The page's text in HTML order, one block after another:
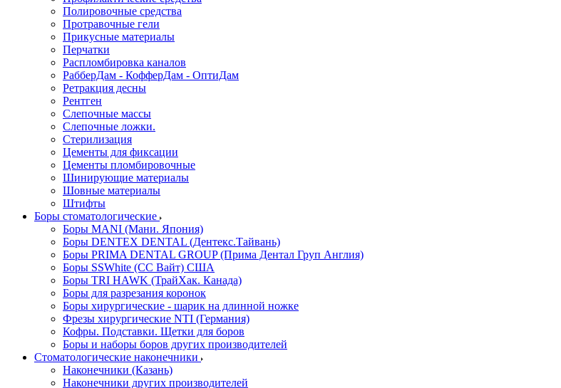
Полировочные средства
Протравочные гели
Прикусные материалы
Перчатки
Распломбировка каналов
РабберДам - КофферДам - ОптиДам
Ретракция десны
Рентген
Слепочные массы
Слепочные ложки.
Стерилизация
Цементы для фиксации
Цементы пломбировочные
Шинирующие материалы
Шовные материалы
Штифты
Боры стоматологические
Боры MANI (Мани. Япония)
Боры DENTEX DENTAL (Дентекс.Тайвань)
Боры PRIMA DENTAL GROUP (Прима Дентал Груп Англия)
Боры SSWhite (СС Вайт) США
Боры TRI HAWK (ТрайХак. Канада)
Боры для разрезания коронок
Боры хирургические - шарик на длинной ножке
Фрезы хирургические NTI (Германия)
Кофры. Подставки. Щетки для боров
Боры и наборы боров других производителей
Стоматологические наконечники
Наконечники (Казань)
Наконечники других производителей